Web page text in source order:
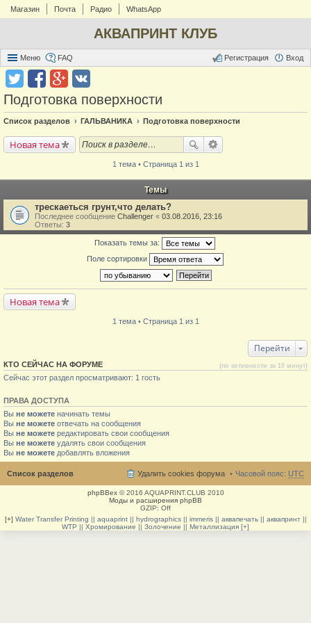
Магазин Почта Радио WhatsApp
АКВАПРИНТ КЛУБ
Меню FAQ Вход
Регистрация
Подготовка поверхности
Список разделов ГАЛЬВАНИКА Подготовка поверхности
Новая тема
1 тема • Страница 1 из 1
Темы
трескаеться грунт,что делать?
Последнее сообщение Challenger « 03.08.2016, 23:16
Ответы: 3
Показать темы за:
Поле сортировки
Новая тема
1 тема • Страница 1 из 1
Перейти
КТО СЕЙЧАС НА ФОРУМЕ (по активности за 10 минут)
Сейчас этот раздел просматривают: 1 гость
ПРАВА ДОСТУПА
Вы не можете начинать темы
Вы не можете отвечать на сообщения
Вы не можете редактировать свои сообщения
Вы не можете удалять свои сообщения
Вы не можете добавлять вложения
Список разделов Часовой пояс: UTC
Удалить cookies форума
phpBBex© 2016 AQUAPRINT.CLUB 2010
Моды и расширения phpBB
GZIP: Off
[+] Water Transfer Printing || aquaprint || hydrographics || immeris || аквапечать || аквапринт ||
WTP || Хромирование || Золочение || Металлизация [+]